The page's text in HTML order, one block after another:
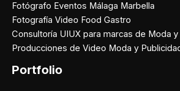
Fotógrafo Eventos Málaga Marbella
Fotografía Video Food Gastro
Consultoría UIUX para marcas de Moda
Producciones de Video Moda y
Portfolio